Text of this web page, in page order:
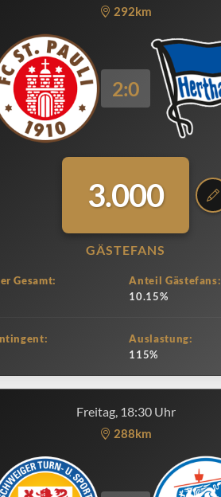
292km
2:0
3.000
GÄSTEFANS
Gesamt:
Anteil Gästefans:
10.15%
Auslastung:
115%
Freitag, 18:30 Uhr
288km